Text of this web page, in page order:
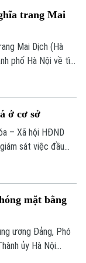
trang Mai
Mai Dịch (Hà
phố Hà Nội về tìm
cốt liệt sĩ chưa
để phục vụ giám
ở cơ sở
– Xã hội HĐND
sát việc đầu
mặt bằng
ương Đảng, Phó
ủy Hà Nội